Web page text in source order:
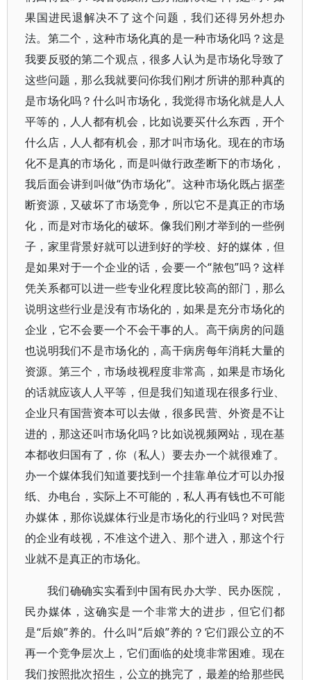
果国进民退解决不了这个问题，我们还得另外想办
法。第二个，这种市场化真的是一种市场化吗？这是
我要反驳的第二个观点，很多人认为是市场化导致了
这些问题，那么我就要问你我们刚才所讲的那种真的
是市场化吗？什么叫市场化，我觉得市场化就是人人
平等的，人人都有机会，比如说要买什么东西，开个
什么店，人人都有机会，那才叫市场化。现在的市场
化不是真的市场化，而是叫做行政垄断下的市场化，
我后面会讲到叫做“伪市场化”。这种市场化既占据垄
断资源，又破坏了市场竞争，所以它不是真正的市场
化，而是对市场化的破坏。像我们刚才举到的一些例
子，家里背景好就可以进到好的学校、好的媒体，但
是如果对于一个企业的话，会要一个“脓包”吗？这样
凭关系都可以进一些专业化程度比较高的部门，那么
说明这些行业是没有市场化的，如果是充分市场化的
企业，它不会要一个不会干事的人。高干病房的问题
也说明我们不是市场化的，高干病房每年消耗大量的
资源。第三个，市场歧视程度非常高，如果是市场化
的话就应该人人平等，但是我们知道现在很多行业、
企业只有国营资本可以去做，很多民营、外资是不让
进的，那这还叫市场化吗？比如说视频网站，现在基
本都收归国有了，你（私人）要去办一个就很难了。
办一个媒体我们知道要找到一个挂靠单位才可以办报
纸、办电台，实际上不可能的，私人再有钱也不可能
办媒体，那你说媒体行业是市场化的行业吗？对民营
的企业有歧视，不准这个进入、那个进入，那这个行
业就不是真正的市场化。
我们确确实实看到中国有民办大学、民办医院，
民办媒体，这确实是一个非常大的进步，但它们都
是“后娘”养的。什么叫“后娘”养的？它们跟公立的不
再一个竞争层次上，它们面临的处境非常困难。现在
我们按照批次招生，公立的挑完了，最差的给那些民